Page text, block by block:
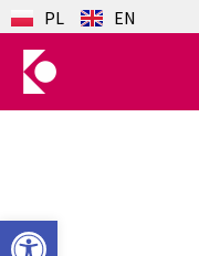
Відкрити Панель інструментів
PL EN